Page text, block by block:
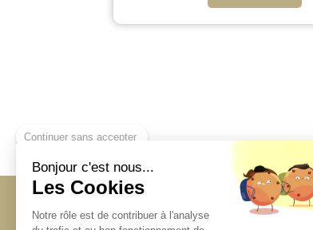
EKM AVOCAT
Bonjour c'est nous...
Les Cookies
Notre rôle est de contribuer à l'analyse